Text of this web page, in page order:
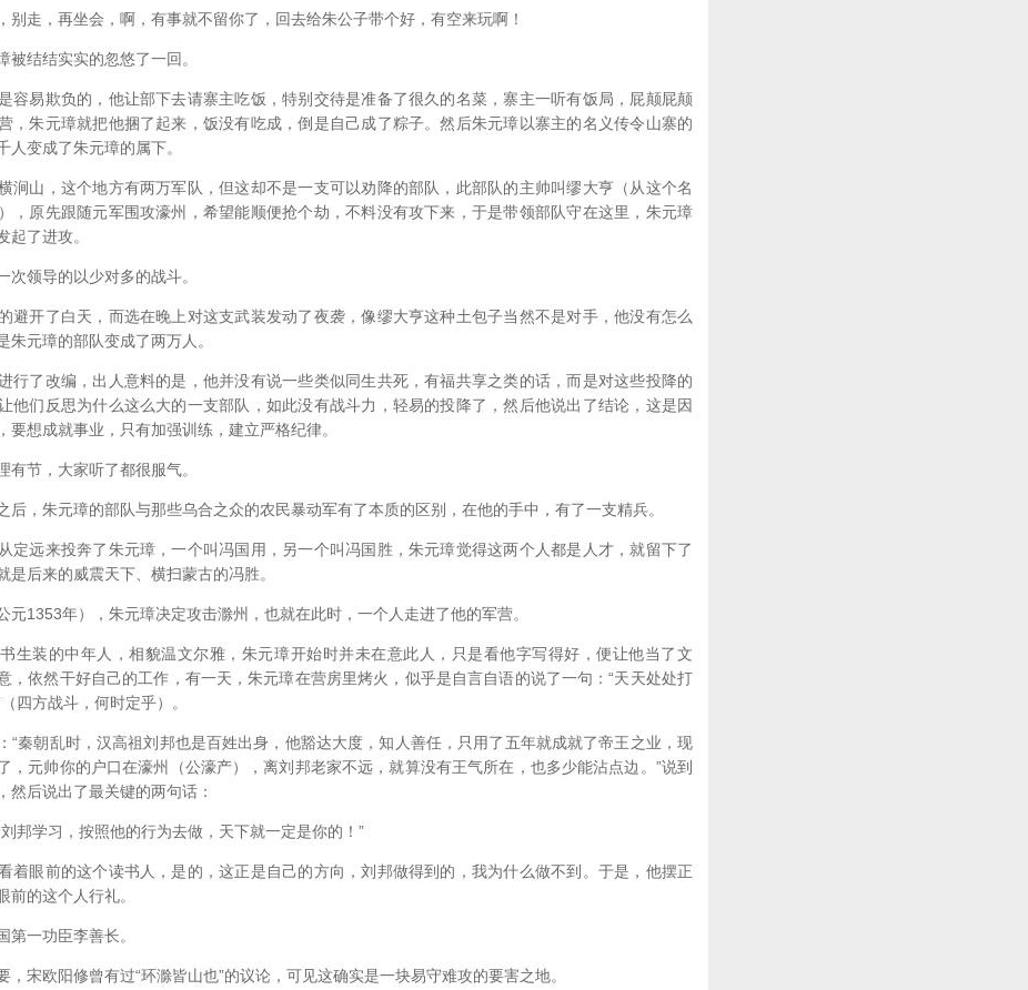
走，再坐会，啊，有事就不留你了，回去给朱公子带个好，有空来玩啊！
结结实实的忽悠了一回。
易欺负的，他让部下去请寨主吃饭，特别交待是准备了很久的名菜，寨主一听有饭局，屁颠屁颠
，朱元璋就把他捆了起来，饭没有吃成，倒是自己成了粽子。然后朱元璋以寨主的名义传令山寨的
人变成了朱元璋的属下。
山，这个地方有两万军队，但这却不是一支可以劝降的部队，此部队的主帅叫缪大亨（从这个名
，原先跟随元军围攻濠州，希望能顺便抢个劫，不料没有攻下来，于是带领部队守在这里，朱元璋
起了进攻。
领导的以少对多的战斗。
开了白天，而选在晚上对这支武装发动了夜袭，像缪大亨这种土包子当然不是对手，他没有怎么
朱元璋的部队变成了两万人。
了改编，出人意料的是，他并没有说一些类似同生共死，有福共享之类的话，而是对这些投降的
他们反思为什么这么大的一支部队，如此没有战斗力，轻易的投降了，然后他说出了结论，这是因
要想成就事业，只有加强训练，建立严格纪律。
节，大家听了都很服气。
，朱元璋的部队与那些乌合之众的农民暴动军有了本质的区别，在他的手中，有了一支精兵。
远来投奔了朱元璋，一个叫冯国用，另一个叫冯国胜，朱元璋觉得这两个人都是人才，就留下了
是后来的威震天下、横扫蒙古的冯胜。
1353年），朱元璋决定攻击滁州，也就在此时，一个人走进了他的军营。
装的中年人，相貌温文尔雅，朱元璋开始时并未在意此人，只是看他字写得好，便让他当了文
，依然干好自己的工作，有一天，朱元璋在营房里烤火，似乎是自言自语的说了一句：“天天处处打
四方战斗，何时定乎）。
朝乱时，汉高祖刘邦也是百姓出身，他豁达大度，知人善任，只用了五年就成就了帝王之业，现
，元帅你的户口在濠州（公濠产），离刘邦老家不远，就算没有王气所在，也多少能沾点边。”说到
然后说出了最关键的两句话：
学习，按照他的行为去做，天下就一定是你的！”
眼前的这个读书人，是的，这正是自己的方向，刘邦做得到的，我为什么做不到。于是，他摆正
前的这个人行礼。
一功臣李善长。
宋欧阳修曾有过“环滁皆山也”的议论，可见这确实是一块易守难攻的要害之地。